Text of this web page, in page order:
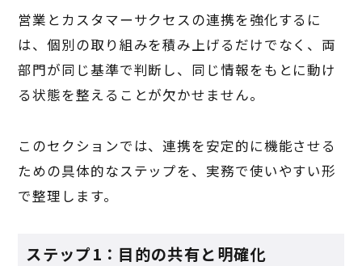
営業とカスタマーサクセスの連携を強化するに
は、個別の取り組みを積み上げるだけでなく、両
部門が同じ基準で判断し、同じ情報をもとに動け
る状態を整えることが欠かせません。
このセクションでは、連携を安定的に機能させる
ための具体的なステップを、実務で使いやすい形
で整理します。
ステップ1：目的の共有と明確化